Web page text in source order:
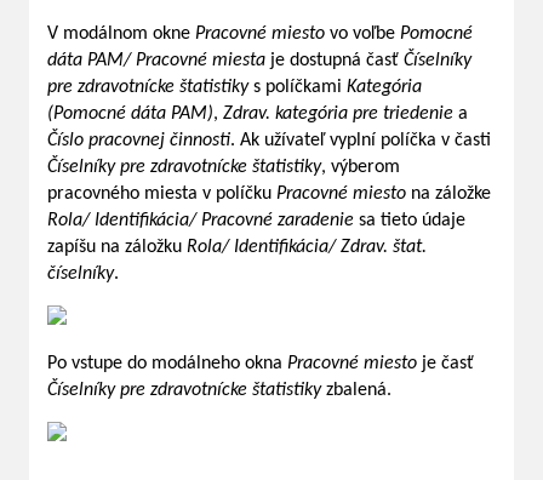
V modálnom okne Pracovné miesto vo voľbe Pomocné
dáta PAM/ Pracovné miesta je dostupná časť Číselníky
pre zdravotnícke štatistikys políčkami Kategória
(Pomocné dáta PAM), Zdrav. kategória pre triedenie a
Číslo pracovnej činnosti. Ak užívateľ vyplní políčka v časti
Číselníky pre zdravotnícke štatistiky, výberom
pracovného miesta v políčku Pracovné miesto na záložke
Rola/ Identifikácia/ Pracovné zaradenie sa tieto údaje
zapíšu na záložku Rola/ Identifikácia/ Zdrav. štat.
číselníky.
Po vstupe do modálneho okna Pracovné miesto je časť
Číselníky pre zdravotnícke štatistikyzbalená.